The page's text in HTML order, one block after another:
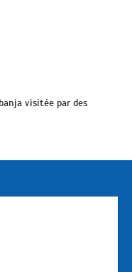
visitée par des